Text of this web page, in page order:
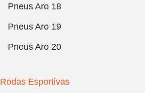
Pneus Aro 18
Pneus Aro 19
Pneus Aro 20
Rodas Esportivas